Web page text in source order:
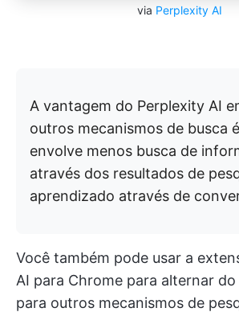
via Perplexity AI
A vantagem do Perplexity AI
outros mecanismos de busca
envolve menos busca de
através dos resultados de
aprendizado através de
Você também pode usar a
AI para Chrome para alternar
para outros mecanismos de